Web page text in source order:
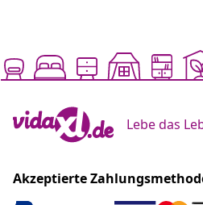
Lebe das
Akzeptierte